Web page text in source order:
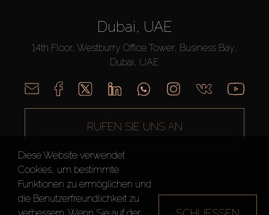
Dubai, UAE
14th Floor, Westburry Office Tower, Business Bay,
Dubai, UAE
RUFEN SIE UNS AN
Diese Website verwendet
Cookies, um bestimmte
Funktionen zu ermöglichen und
die Benutzerfreundlichkeit zu